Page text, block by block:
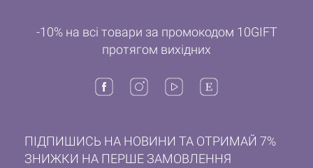
-10% на всі товари за промокодом 10GIFT
протягом вихідних
ПІДПИШИСЬ НА НОВИНИ ТА ОТРИМАЙ 7%
ЗНИЖКИ НА ПЕРШЕ ЗАМОВЛЕННЯ